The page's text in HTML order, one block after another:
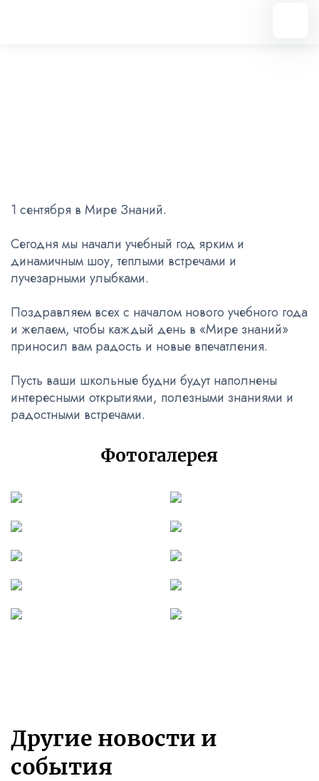
1 сентября в Мире Знаний.
Сегодня мы начали учебный год ярким и
динамичным шоу, теплыми встречами и
лучезарными улыбками.
Поздравляем всех с началом нового учебного года
и желаем, чтобы каждый день в «Мире знаний»
приносил вам радость и новые впечатления.
Пусть ваши школьные будни будут наполнены
интересными открытиями, полезными знаниями и
радостными встречами.
Фотогалерея
Другие новости и
события